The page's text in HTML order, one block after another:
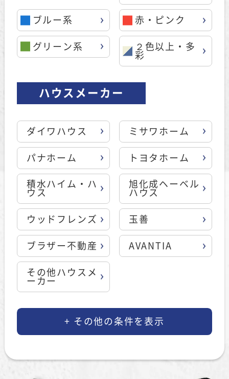
ブルー系 赤・ピンク
グリーン系
２色以上・多
彩
ハウスメーカー
ダイワハウス ミサワホーム
パナホーム トヨタホーム
積水ハイム・ハ
ウス
旭化成ヘーベル
ハウス
ウッドフレンズ 玉善
ブラザー不動産 AVANTIA
その他ハウスメ
ーカー